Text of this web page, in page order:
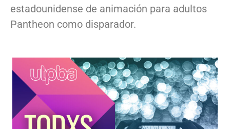
estadounidense de animación para adultos
Pantheon como disparador.